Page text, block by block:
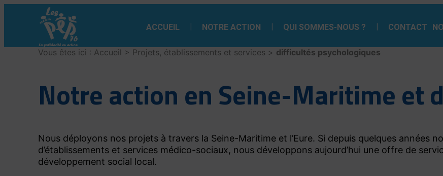
ACCUEIL NOTRE ACTION QUI SOMMES-NOUS ? CONTACT
Vous êtes ici : Accueil > Projets, établissements et services > difficultés psychologiques
Notre action en Seine-Maritime et
Nous déployons nos projets à travers la Seine-Maritime et l’Eure. Si depuis quelques années
d’établissements et services médico-sociaux, nous développons aujourd’hui une offre de
développement social local.